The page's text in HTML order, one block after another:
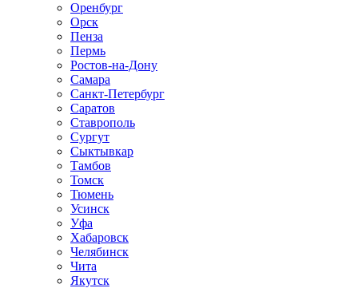
Оренбург
Орск
Пенза
Пермь
Ростов-на-Дону
Самара
Санкт-Петербург
Саратов
Ставрополь
Сургут
Сыктывкар
Тамбов
Томск
Тюмень
Усинск
Уфа
Хабаровск
Челябинск
Чита
Якутск